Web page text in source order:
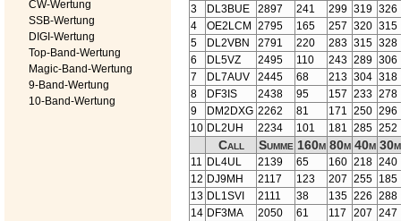
CW-Wertung
SSB-Wertung
DIGI-Wertung
Top-Band-Wertung
Magic-Band-Wertung
9-Band-Wertung
10-Band-Wertung
3
DL3BUE 2897 241 299 319 326
4
OE2LCM 2795 165 257 320 315
5
DL2VBN 2791 220 283 315 328
6
DL5VZ 2495 110 243 289 306
7
DL7AUV 2445 68 213 304 318
8
DF3IS 2438 95 157 233 278
9
DM2DXG 2262 81 171 250 296
10 DL2UH 2234 101 181 285 252
Call Summe 160m 80m 40m 30m
11 DL4UL 2139 65 160 218 240
12 DJ9MH 2117 123 207 255 185
13 DL1SVI 2111 38 135 226 288
14 DF3MA 2050 61 117 207 247